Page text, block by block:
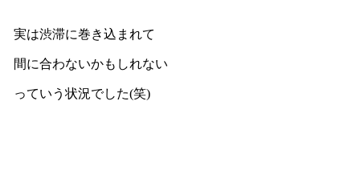
実は渋滞に巻き込まれて
間に合わないかもしれない
っていう状況でした(笑)